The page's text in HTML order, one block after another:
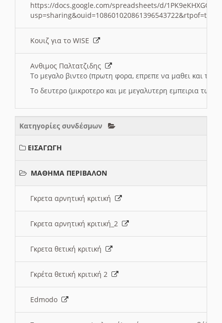
https://docs.google.com/spreadsheets/d/
Κουιζ για το WISE
Ανθιμος Παλτατζιδης
Το μεγαλο βιντεο (πρωτη φορα, επρεπε να μαθει και το
Το δευτερο (μικροτερο και με μεγαλυτερη εμπειρια
Κατηγορίες συνδέσμων
ΕΙΣΑΓΩΓΗ
ΜΑΘΗΜΑ ΠΕΡΙΒΑΛΟΝ
Γκρετα αρνητική κριτική
Γκρετα αρνητική κριτική_2
Γκρετα θετική κριτική
Γκρέτα θετική κριτική 2
Edmodo